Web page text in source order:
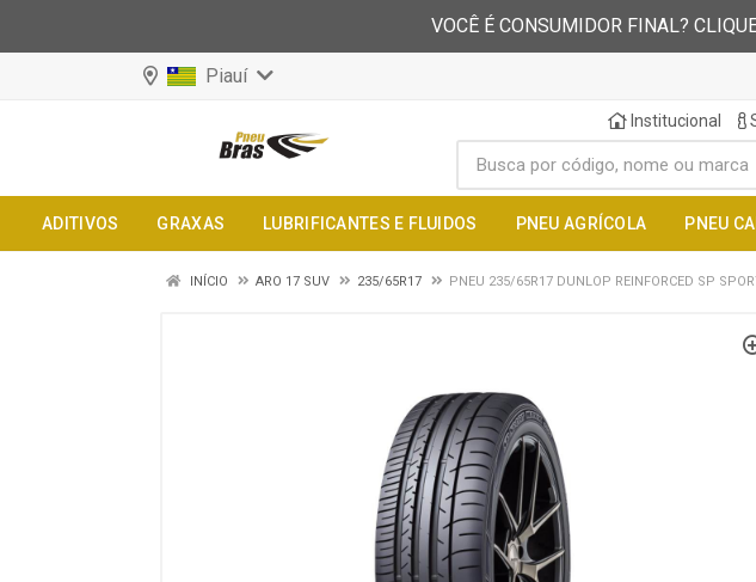
VOCÊ É CONSUMIDOR FINAL?
Piauí
Institucional
ADITIVOS GRAXAS LUBRIFICANTES E FLUIDOS PNEU AGRÍCOLA PNEU
INÍCIO ARO 17 SUV 235/65R17 PNEU 235/65R17 DUNLOP REINFORCED SP